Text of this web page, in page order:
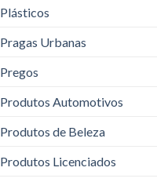
Plásticos
Pragas Urbanas
Pregos
Produtos Automotivos
Produtos de Beleza
Produtos Licenciados